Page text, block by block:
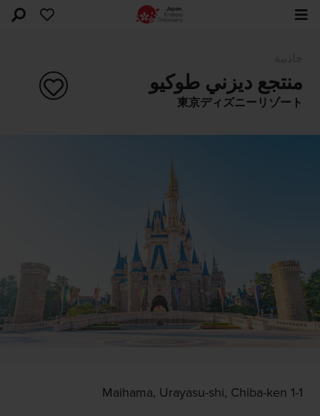
منتجع ديزني طوكيو
東京ディズニーリゾート
1-1 Maihama, Urayasu-shi, Chiba-ken